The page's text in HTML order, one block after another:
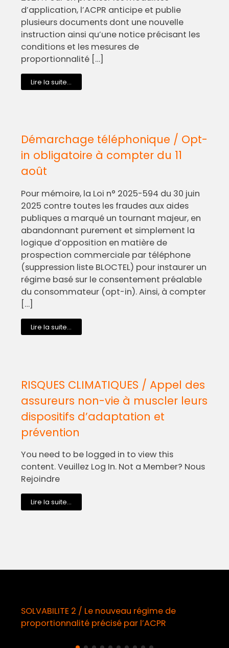
d’application, l’ACPR anticipe et publie
plusieurs documents dont une nouvelle
instruction ainsi qu’une notice précisant les
conditions et les mesures de
proportionnalité […]
Lire la suite...
Démarchage téléphonique / Opt-
in obligatoire à compter du 11
août
Pour mémoire, la Loi n° 2025-594 du 30 juin
2025 contre toutes les fraudes aux aides
publiques a marqué un tournant majeur, en
abandonnant purement et simplement la
logique d’opposition en matière de
prospection commerciale par téléphone
(suppression liste BLOCTEL) pour instaurer un
régime basé sur le consentement préalable
du consommateur (opt-in). Ainsi, à compter
[…]
Lire la suite...
RISQUES CLIMATIQUES / Appel des
assureurs non-vie à muscler leurs
dispositifs d’adaptation et
prévention
You need to be logged in to view this
content. Veuillez Log In. Not a Member? Nous
Rejoindre
Lire la suite...
régime de
l’ACPR
Démarchage téléphonique
obligatoire à compter du 11